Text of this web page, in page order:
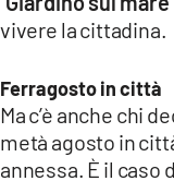
vivere la cittadina.
Ferragosto in città
Ma c’è anche chi
metà agosto in
annessa. È il caso